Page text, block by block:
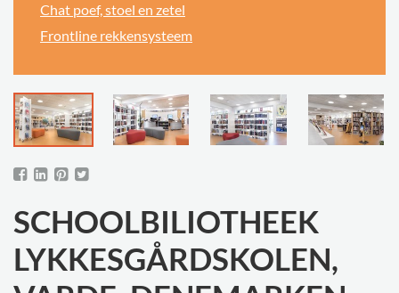
Chat poef, stoel en zetel
Frontline rekkensysteem
SCHOOLBILIOTHEEK
LYKKESGÅRDSKOLEN,